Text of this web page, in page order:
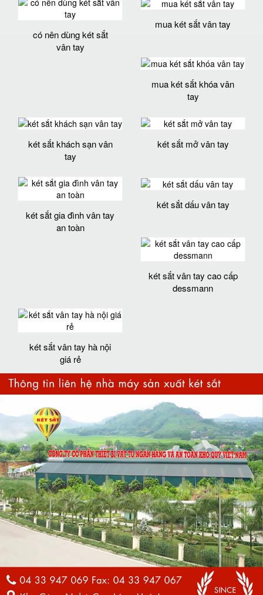
có nên dùng két sắt
vân tay
mua két sắt vân tay
mua két sắt khóa vân
tay
két sắt khách sạn vân
tay
két sắt mở vân tay
két sắt gia đình vân tay
an toàn
két sắt dấu vân tay
két sắt vân tay cao cấp
dessmann
két sắt vân tay hà nội
giá rẻ